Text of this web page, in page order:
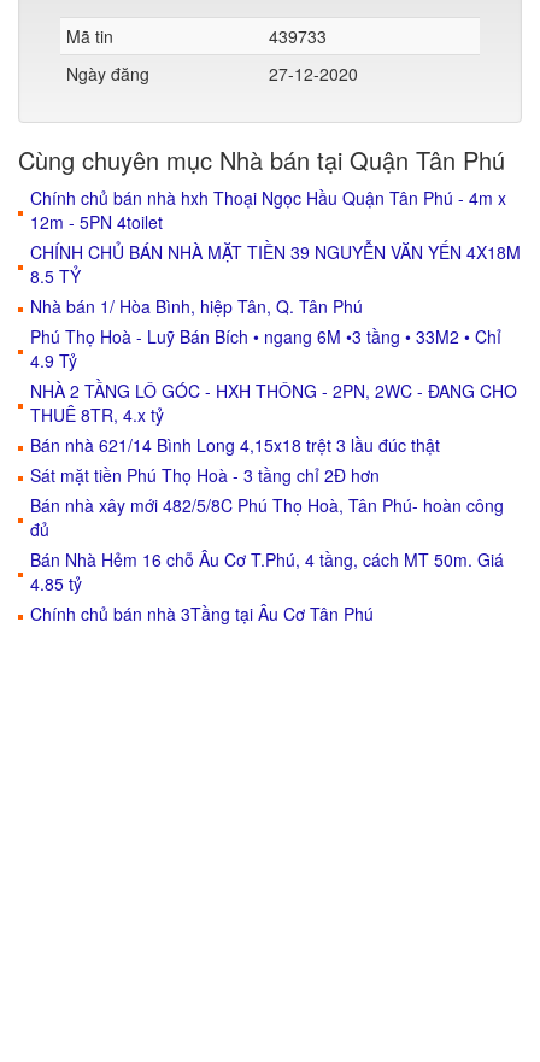
Mã tin
439733
Ngày đăng
27-12-2020
Cùng chuyên mục Nhà bán tại Quận Tân Phú
Chính chủ bán nhà hxh Thoại Ngọc Hầu Quận Tân Phú - 4m x
12m - 5PN 4toilet
CHÍNH CHỦ BÁN NHÀ MẶT TIỀN 39 NGUYỄN VĂN YẾN 4X18M
8.5 TỶ
Nhà bán 1/ Hòa Bình, hiệp Tân, Q. Tân Phú
Phú Thọ Hoà - Luỹ Bán Bích • ngang 6M •3 tầng • 33M2 • Chỉ
4.9 Tỷ
NHÀ 2 TẦNG LÔ GÓC - HXH THÔNG - 2PN, 2WC - ĐANG CHO
THUÊ 8TR, 4.x tỷ
Bán nhà 621/14 Bình Long 4,15x18 trệt 3 lầu đúc thật
Sát mặt tiền Phú Thọ Hoà - 3 tầng chỉ 2Đ hơn
Bán nhà xây mới 482/5/8C Phú Thọ Hoà, Tân Phú- hoàn công
đủ
Bán Nhà Hẻm 16 chỗ Âu Cơ T.Phú, 4 tầng, cách MT 50m. Giá
4.85 tỷ
Chính chủ bán nhà 3Tầng tại Âu Cơ Tân Phú